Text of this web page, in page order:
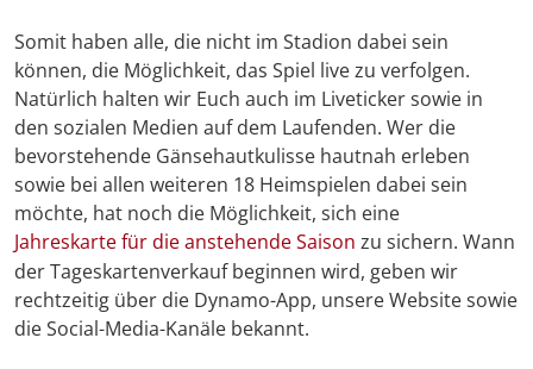
Somit haben alle, die nicht im Stadion dabei sein
können, die Möglichkeit, das Spiel live zu verfolgen.
Natürlich halten wir Euch auch im Liveticker sowie in
den sozialen Medien auf dem Laufenden. Wer die
bevorstehende Gänsehautkulisse hautnah erleben
sowie bei allen weiteren 18 Heimspielen dabei sein
möchte, hat noch die Möglichkeit, sich eine
Jahreskarte für die anstehende Saison zu sichern. Wann
der Tageskartenverkauf beginnen wird, geben wir
rechtzeitig über die Dynamo-App, unsere Website sowie
die Social-Media-Kanäle bekannt.